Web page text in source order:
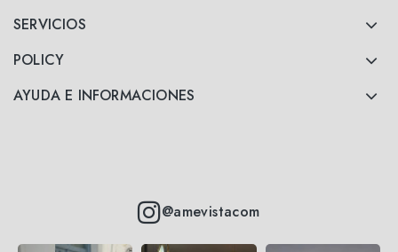
SERVICIOS
POLICY
AYUDA E INFORMACIONES
@amevistacom